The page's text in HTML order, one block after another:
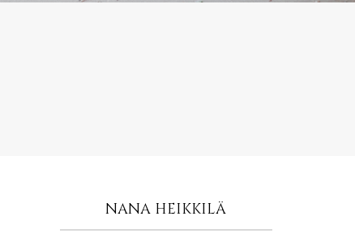
NANA HEIKKILÄ